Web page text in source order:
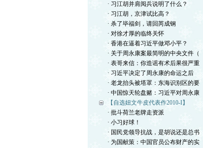
· 习江胡并肩阅兵说明了什么？
· 习江胡，京津试比高？
· 杀了毕福剑，请回芮成钢
· 对徐才厚的临终关怀
· 香港在逼着习近平做邓小平？
· 关于周永康案最简明的中央文件（
· 表哥来信：你造谣有术后果很严重
· 习近平决定了周永康的命运之后
· 老龙抬头被塔罩：东海识别区的要
· 中国惊天轮盘赌：习近平对周永康
【自选妞文牛皮代表作2010-I】
· 批斗荷兰老牌走资派
· 小习好球！
· 国民党领导抗战，是胡说还是总书
· 为国献策：中国官员公布财产的实